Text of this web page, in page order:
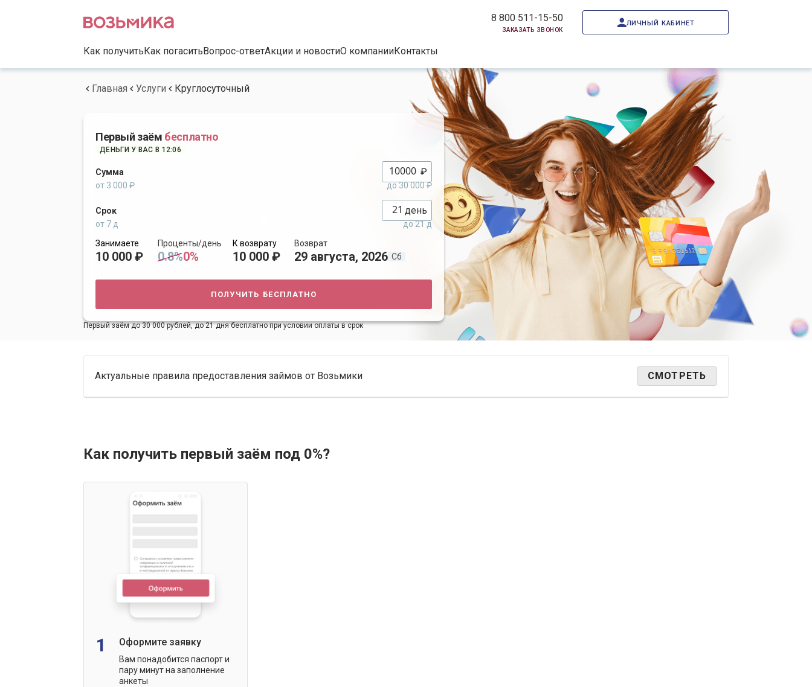
8 800 511-15-50
заказать звонок
личный кабинет
Как получитьКак погаситьВопрос-ответАкции и новостиО компанииКонтакты
Главная Услуги Круглосуточный
Первый заём бесплатно
ДЕНЬГИ У ВАС В 12:06
Сумма ₽
от 3 000 ₽ до 30 000 ₽
Срок день
от 7 д
до 21 д
Занимаете
10 000 ₽
Проценты/день
0.8%0%
К возврату
10 000 ₽
Возврат
29 августа, 2026 Сб
получить бесплатно
Первый заём до 30 000 рублей, до 21 дня бесплатно при условии оплаты в срок
Актуальные правила предоставления займов от Возьмики СМОТРЕТЬ
Как получить первый заём под 0%?
1 Оформите заявку
Вам понадобится паспорт и
пару минут на заполнение
анкеты